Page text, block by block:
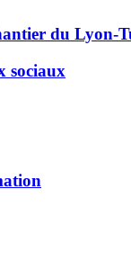
du Lyon-
sociaux